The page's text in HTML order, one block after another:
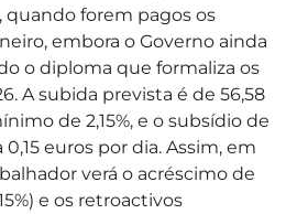
quando forem pagos os
embora o Governo ainda
o diploma que formaliza os
A subida prevista é de 56,58
de 2,15%, e o subsídio de
euros por dia. Assim, em
verá o acréscimo de
e os retroactivos